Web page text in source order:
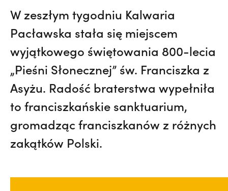
W zeszłym tygodniu Kalwaria
Pacławska stała się miejscem
wyjątkowego świętowania 800-lecia
„Pieśni Słonecznej” św. Franciszka z
Asyżu. Radość braterstwa wypełniła
to franciszkańskie sanktuarium,
gromadząc franciszkanów z różnych
zakątków Polski.